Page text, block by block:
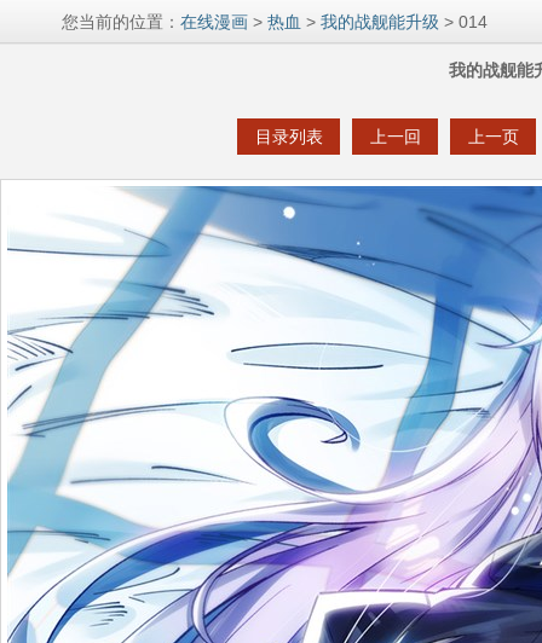
您当前的位置：在线漫画 >热血 >我的战舰能升级 > 014
我的战舰能
目录列表 上一回 上一页